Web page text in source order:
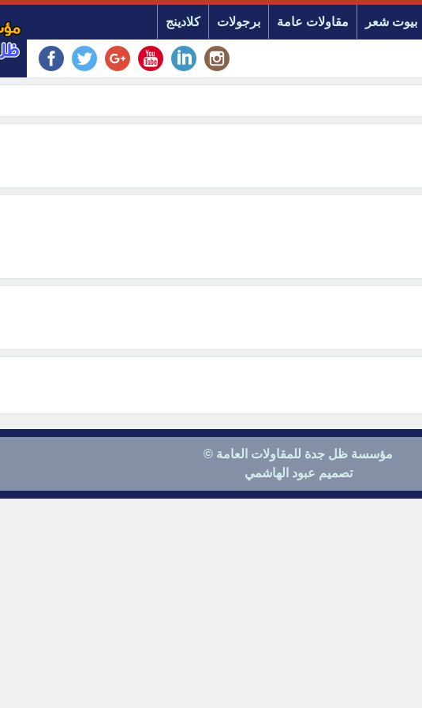
بيوت شعر مقاولات عامة برجولات كلادينج
مؤسسة ظل جدة للمقاولات العامة ©
تصميم عبود الهاشمي